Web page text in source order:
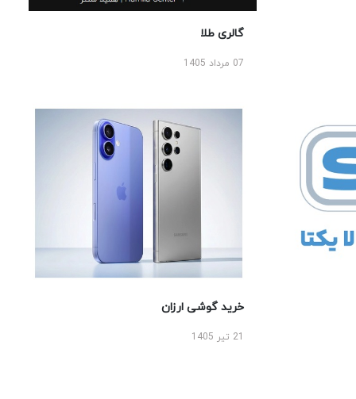
گالری طلا
07 مرداد 1405
خرید گوشی ارزان